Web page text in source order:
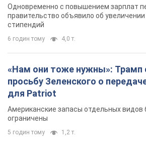
Одновременно с повышением зарплат
правительство объявило об
стипендий
6 годин тому 4,0 т.
«Нам они тоже нужны»: Трамп
просьбу Зеленского о
для Patriot
Американские запасы отдельных видов
ограничены
5 годин тому 1,2 т.